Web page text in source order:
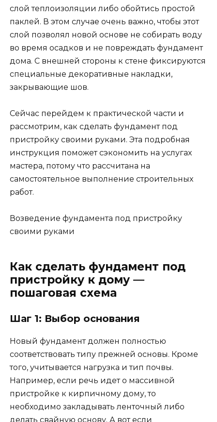
слой теплоизоляции либо обойтись простой
паклей. В этом случае очень важно, чтобы этот
слой позволял новой основе не собирать воду
во время осадков и не повреждать фундамент
дома. С внешней стороны к стене фиксируются
специальные декоративные накладки,
закрывающие шов.
Сейчас перейдем к практической части и
рассмотрим, как сделать фундамент под
пристройку своими руками. Эта подробная
инструкция поможет сэкономить на услугах
мастера, потому что рассчитана на
самостоятельное выполнение строительных
работ.
Возведение фундамента под пристройку
своими руками
Как сделать фундамент под
пристройку к дому —
пошаговая схема
Шаг 1: Выбор основания
Новый фундамент должен полностью
соответствовать типу прежней основы. Кроме
того, учитывается нагрузка и тип почвы.
Например, если речь идет о массивной
пристройке к кирпичному дому, то
необходимо закладывать ленточный либо
делать свайную основу. А вот если